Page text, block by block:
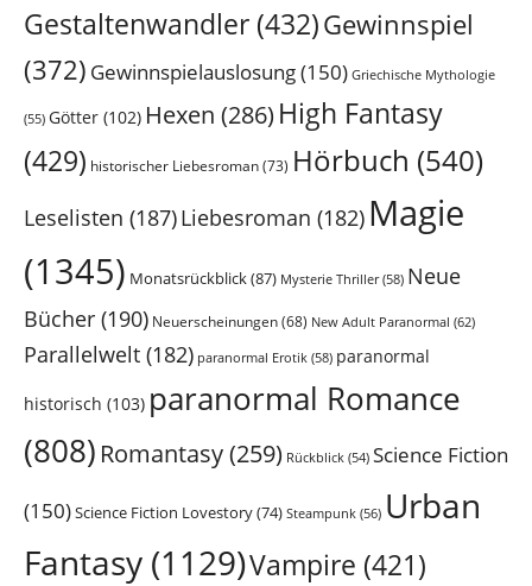
Gestaltenwandler (432)Gewinnspiel
(372) Gewinnspielauslosung(150) Griechische Mythologie
(55) Götter (102) Hexen (286) High Fantasy
(429) historischer Liebesroman(73) Hörbuch (540)
Leselisten (187)Liebesroman (182) Magie
(1345) Monatsrückblick(87) Mysterie Thriller(58) Neue
Bücher (190) Neuerscheinungen(68) New Adult Paranormal (62)
Parallelwelt (182) paranormal Erotik (58) paranormal
historisch (103) paranormal Romance
(808) Romantasy(259) Rückblick (54) Science Fiction
(150)Science Fiction Lovestory(74) Steampunk (56) Urban
Fantasy (1129)Vampire (421)